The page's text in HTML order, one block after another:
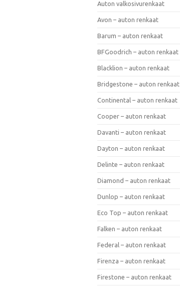
Auton valkosivurenkaat
Avon – auton renkaat
Barum – auton renkaat
BFGoodrich – auton renkaat
Blacklion – auton renkaat
Bridgestone – auton renkaat
Continental – auton renkaat
Cooper – auton renkaat
Davanti – auton renkaat
Dayton – auton renkaat
Delinte – auton renkaat
Diamond – auton renkaat
Dunlop – auton renkaat
Eco Top – auton renkaat
Falken – auton renkaat
Federal – auton renkaat
Firenza – auton renkaat
Firestone – auton renkaat